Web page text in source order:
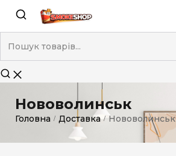
Нововолинськ
Головна / Доставка / Нововолинськ